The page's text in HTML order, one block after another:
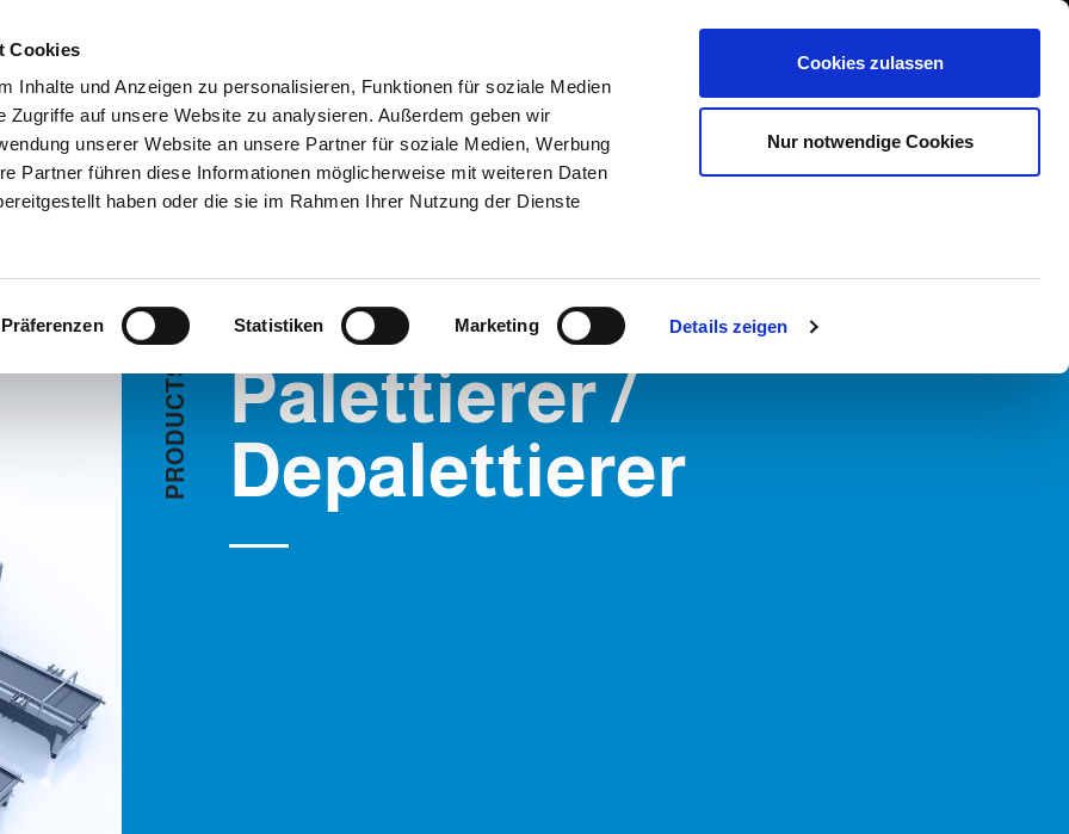
Cookies
Inhalte und Anzeigen zu personalisieren, Funktionen für soziale Medien
Zugriffe auf unsere Website zu analysieren. Außerdem geben wir
unserer Website an unsere Partner für soziale Medien, Werbung
Partner führen diese Informationen möglicherweise mit weiteren Daten
haben oder die sie im Rahmen Ihrer Nutzung der Dienste
Präferenzen Statistiken Marketing Details zeigen
Cookies zulassen
Nur notwendige Cookies
Whistleblowing International/Deutsch
SYSTEMEN VIDEO BLOG CASE HISTORY DIENSTLEISTUNGEN
P
R
O
D
U
C
T
Palettierer /
Depalettierer
/ Depalettierer INFORMATIONEN ANFORDERN